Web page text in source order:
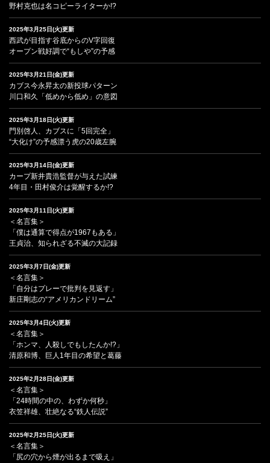
野村克也は名コピーライターか!?
2025年3月25日(火)更新
西武が目指す谷底からのV字回復
オープン戦好調で“もしや”の予感
2025年3月21日(金)更新
カブス今永昇太の新投球パターン
川口和久「低めから低め」の意図
2025年3月18日(火)更新
門別啓人、カブスに「5回完全」
“大化け”の予感漂う虎の20歳左腕
2025年3月14日(金)更新
カープ新井貴浩監督が与えた試練
4年目・田村俊介は覚醒するか!?
2025年3月11日(火)更新
＜名言集＞
「僕は通算で得点が1967もある」
王貞治、知られざる不滅の大記録
2025年3月7日(金)更新
＜名言集＞
「自分はプレーで批判を見返す」
新庄剛志の“アメリカンドリーム”
2025年3月4日(火)更新
＜名言集＞
「ホンマ、人殺しでもしたんか!?」
清原和博、巨人1年目の希望と葛藤
2025年2月28日(金)更新
＜名言集＞
「24時間の中の、わずか何秒」
衣笠祥雄、壮絶なる“鉄人伝説”
2025年2月25日(火)更新
＜名言集＞
「尻の穴から煙が出るまで吸え」